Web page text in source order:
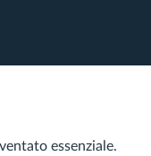
essenziale.